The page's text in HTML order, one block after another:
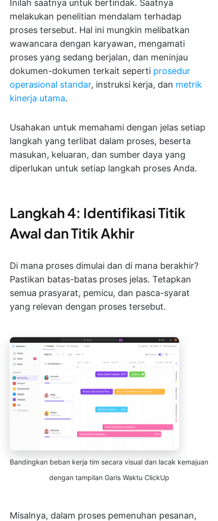
Inilah saatnya untuk bertindak. Saatnya
melakukan penelitian mendalam terhadap
proses tersebut. Hal ini mungkin melibatkan
wawancara dengan karyawan, mengamati
proses yang sedang berjalan, dan meninjau
dokumen-dokumen terkait seperti prosedur
operasional standar, instruksi kerja, dan metrik
kinerja utama.
Usahakan untuk memahami dengan jelas setiap
langkah yang terlibat dalam proses, beserta
masukan, keluaran, dan sumber daya yang
diperlukan untuk setiap langkah proses Anda.
Langkah 4: Identifikasi Titik
Awal dan Titik Akhir
Di mana proses dimulai dan di mana berakhir?
Pastikan batas-batas proses jelas. Tetapkan
semua prasyarat, pemicu, dan pasca-syarat
yang relevan dengan proses tersebut.
Bandingkan beban kerja tim secara visual dan lacak kemajuan
dengan tampilan Garis Waktu ClickUp
Misalnya, dalam proses pemenuhan pesanan,